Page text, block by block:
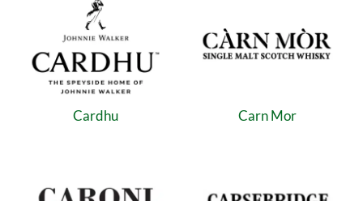
Cardhu Carn Mor